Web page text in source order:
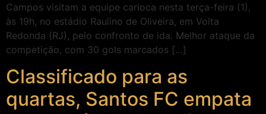
Campos visitam a equipe carioca nesta terça-feira (1),
às 19h, no estádio Raulino de Oliveira, em Volta
Redonda (RJ), pelo confronto de ida. Melhor ataque da
competição, com 30 gols marcados […]
Classificado para as
quartas, Santos FC empata